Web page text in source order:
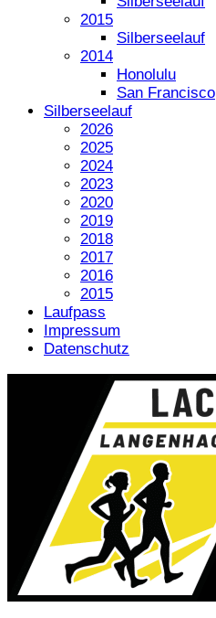
2015
Silberseelauf
2014
Honolulu
San Francisco
Silberseelauf
2026
2025
2024
2023
2020
2019
2018
2017
2016
2015
Laufpass
Impressum
Datenschutz